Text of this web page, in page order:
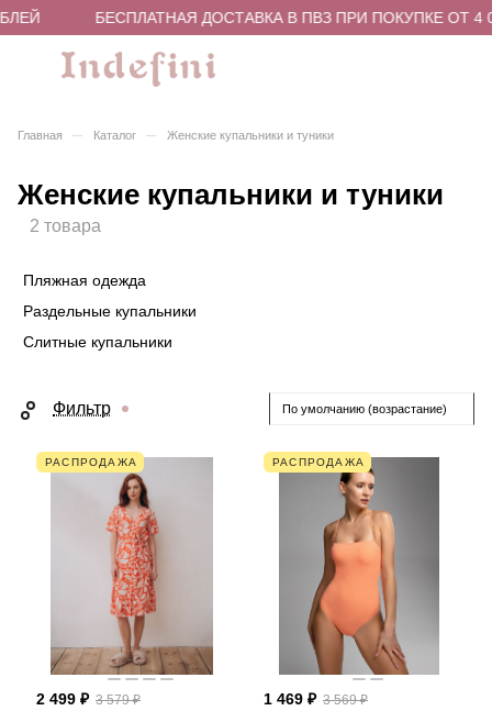
БЕСПЛАТНАЯ ДОСТАВКА В ПВЗ ПРИ ПОКУПКЕ ОТ 4
Главная – Каталог – Женские купальники и туники
Женские купальники и туники
2 товара
Пляжная одежда
Раздельные купальники
Слитные купальники
Фильтр По умолчанию (возрастание)
РАСПРОДАЖА
2 499 ₽ 3 579 ₽
РАСПРОДАЖА
1 469 ₽ 3 569 ₽